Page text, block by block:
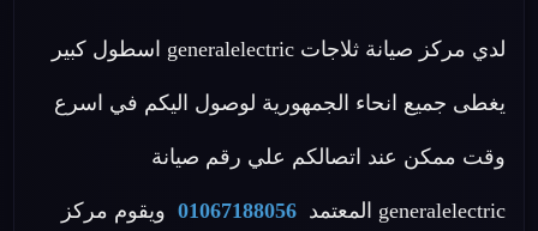
لدي مركز صيانة ثلاجات generalelectric اسطول كبير
يغطى جميع انحاء الجمهورية لوصول اليكم في اسرع
وقت ممكن عند اتصالكم علي رقم صيانة
generalelectric المعتمد 01067188056 ويقوم مركز